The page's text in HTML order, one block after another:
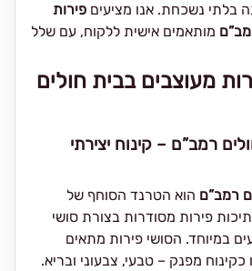
בלתי נשכחת. אנו מציעים פירות
מותאמים אישית ללקוח, עם שלל
מעוצבים בבית חולים
רמב”ם – קינוח יצירתי
רמב”ם הוא הטרנד הסוחף של
פירות מסודרות בצורת סושי
במיוחד. הסושי פירות מתאים
מפנק – טבעי, צבעוני ובריא.